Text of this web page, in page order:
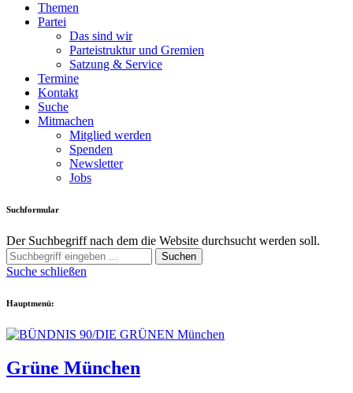
Themen
Partei
Das sind wir
Parteistruktur und Gremien
Satzung & Service
Termine
Kontakt
Suche
Mitmachen
Mitglied werden
Spenden
Newsletter
Jobs
Suchformular
Der Suchbegriff nach dem die Website durchsucht werden soll.
Suchen
Suche schließen
Hauptmenü:
Grüne München